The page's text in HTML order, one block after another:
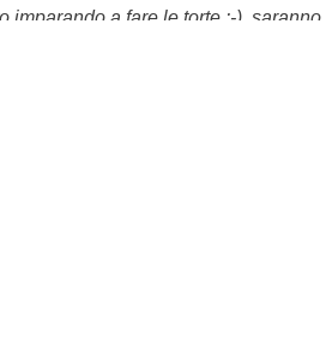
imparando a fare le torte :-),